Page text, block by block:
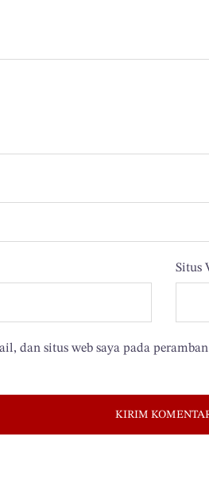
Situs
dan situs web saya pada